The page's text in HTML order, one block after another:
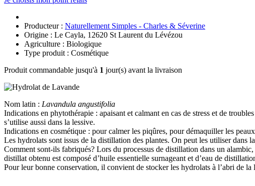
Producteur : Naturellement Simples - Charles & Séverine
Origine : Le Cayla, 12620 St Laurent du Lévézou
Agriculture : Biologique
Type produit : Cosmétique
Produit commandable jusqu'à 1 jour(s) avant la livraison
Nom latin : Lavandula angustifolia
Indications en phytothérapie : apaisant et calmant en cas de stress et de
s’utilise aussi dans la lessive.
Indications en cosmétique : pour calmer les piqûres, pour démaquiller les
Les hydrolats sont issus de la distillation des plantes. On peut les utiliser dans
Comment sont-ils fabriqués? Lors du processus de distillation dans un
distillat obtenu est composé d’huile essentielle surnageant et d’eau de
Pour leur bonne conservation, il convient de stocker les hydrolats à l’abri de